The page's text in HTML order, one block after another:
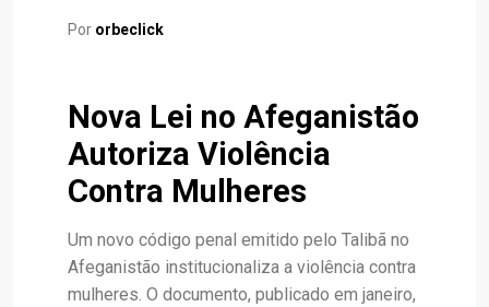
Por orbeclick
Nova Lei no Afeganistão
Autoriza Violência
Contra Mulheres
Um novo código penal emitido pelo Talibã no
Afeganistão institucionaliza a violência contra
mulheres. O documento, publicado em janeiro,